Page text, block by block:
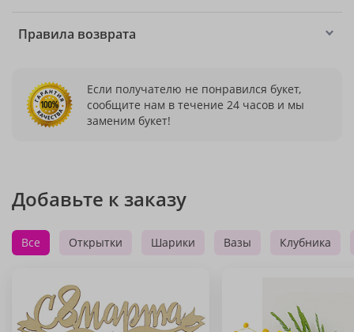
Правила возврата
Если получателю не понравился букет,
сообщите нам в течение 24 часов и мы
заменим букет!
Добавьте к заказу
Все Открытки Шарики Вазы Клубника